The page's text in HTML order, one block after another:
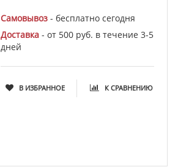
Самовывоз- бесплатно сегодня
Доставка- от 500 руб. в течение 3-5
дней
В ИЗБРАННОЕ К СРАВНЕНИЮ